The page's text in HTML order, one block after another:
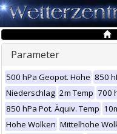
Parameter
500 hPa Geopot. Höhe 850
Niederschlag 2m Temp 700
850 hPa Pot. Äquiv. Temp
Hohe Wolken Mittelhohe